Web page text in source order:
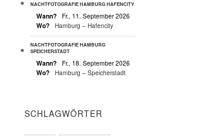
NACHTFOTOGRAFIE HAMBURG HAFENCITY
Wann?
Fr., 11. September 2026
Wo?
Hamburg – Hafencity
NACHTFOTOGRAFIE HAMBURG
SPEICHERSTADT
Wann?
Fr., 18. September 2026
Wo?
Hamburg – Speicherstadt
SCHLAGWÖRTER